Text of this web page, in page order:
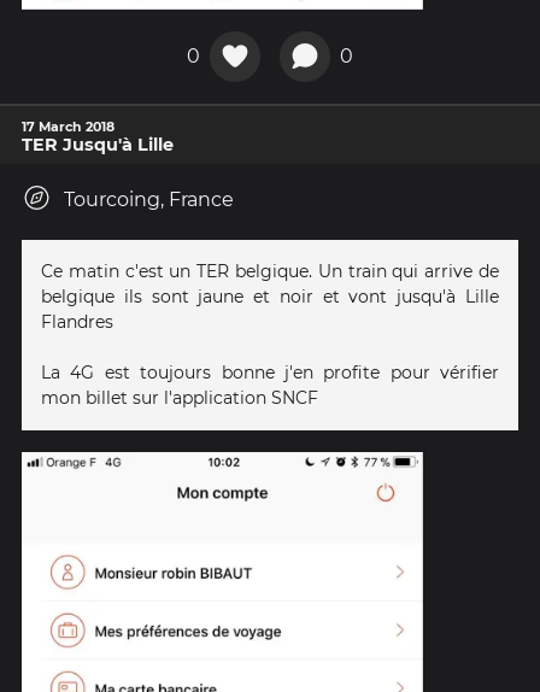
0 0
17 March 2018
TER Jusqu'à Lille
Tourcoing, France
Ce matin c'est un TER belgique. Un train qui arrive de
belgique ils sont jaune et noir et vont jusqu'à Lille
Flandres
La 4G est toujours bonne j'en profite pour vérifier
mon billet sur l'application SNCF